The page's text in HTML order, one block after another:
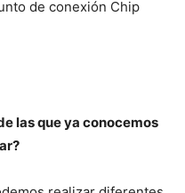
de conexión Chip
las que ya conocemos